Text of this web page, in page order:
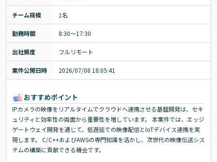
チーム規模 1名
勤務時間 8:30～17:30
出社頻度 フルリモート
案件公開日時 2026/07/08 18:05:41
おすすめポイント
IPカメラの映像をリアルタイムでクラウドへ連携させる基盤開発は、セキ
ュリティと効率性の両面から重要性を増しています。 本案件では、エッジ
ゲートウェイ開発を通じて、低遅延での映像配信とIoTデバイス連携を実
現します。 C/C++およびAWSの専門知識を活かし、次世代の映像伝送シス
テムの構築に貢献できる機会です。